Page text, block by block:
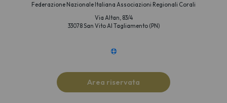
Federazione Nazionale Italiana Associazioni Regionali Corali
Via Altan, 83/4
33078 San Vito Al Tagliamento (PN)
Area riservata